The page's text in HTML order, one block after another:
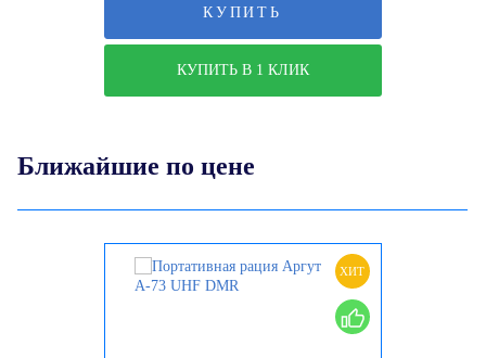
КУПИТЬ
КУПИТЬ В 1 КЛИК
Ближайшие по цене
ХИТ